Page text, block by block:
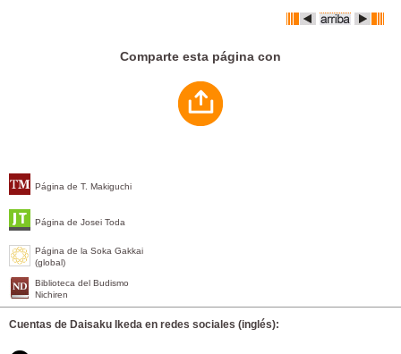
Página de T. Makiguchi
Página de Josei Toda
Página de la Soka Gakkai
(global)
Biblioteca del Budismo
Nichiren
Cuentas de Daisaku Ikeda en redes sociales (inglés):
Comparte esta página con